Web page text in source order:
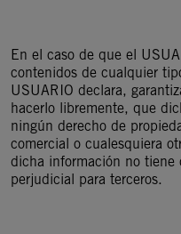
En el caso de que el
contenidos de cualquier
USUARIO declara,
hacerlo libremente, que
ningún derecho de
comercial o cualesquiera
dicha información no
perjudicial para terceros.